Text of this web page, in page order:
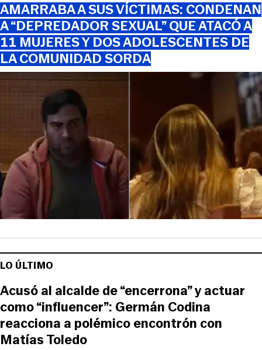
AMARRABA A SUS VÍCTIMAS: CONDENAN
A “DEPREDADOR SEXUAL” QUE ATACÓ A
11 MUJERES Y DOS ADOLESCENTES DE
LA COMUNIDAD SORDA
LO ÚLTIMO
Acusó al alcalde de “encerrona” y actuar
como “influencer”: Germán Codina
reacciona a polémico encontrón con
Matías Toledo